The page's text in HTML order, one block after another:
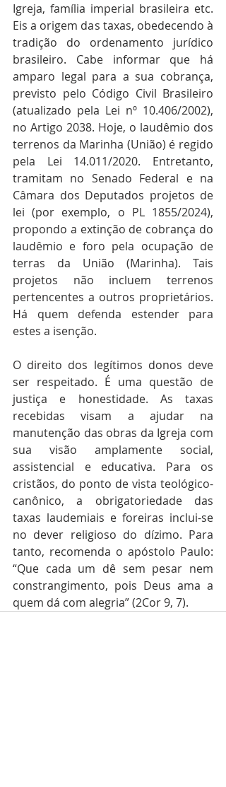
Igreja, família imperial brasileira etc.
Eis a origem das taxas, obedecendo à
tradição do ordenamento jurídico
brasileiro. Cabe informar que há
amparo legal para a sua cobrança,
previsto pelo Código Civil Brasileiro
(atualizado pela Lei nº 10.406/2002),
no Artigo 2038. Hoje, o laudêmio dos
terrenos da Marinha (União) é regido
pela Lei 14.011/2020. Entretanto,
tramitam no Senado Federal e na
Câmara dos Deputados projetos de
lei (por exemplo, o PL 1855/2024),
propondo a extinção de cobrança do
laudêmio e foro pela ocupação de
terras da União (Marinha). Tais
projetos não incluem terrenos
pertencentes a outros proprietários.
Há quem defenda estender para
estes a isenção.
O direito dos legítimos donos deve
ser respeitado. É uma questão de
justiça e honestidade. As taxas
recebidas visam a ajudar na
manutenção das obras da Igreja com
sua visão amplamente social,
assistencial e educativa. Para os
cristãos, do ponto de vista teológico-
canônico, a obrigatoriedade das
taxas laudemiais e foreiras inclui-se
no dever religioso do dízimo. Para
tanto, recomenda o apóstolo Paulo:
“Que cada um dê sem pesar nem
constrangimento, pois Deus ama a
quem dá com alegria” (2Cor 9, 7).